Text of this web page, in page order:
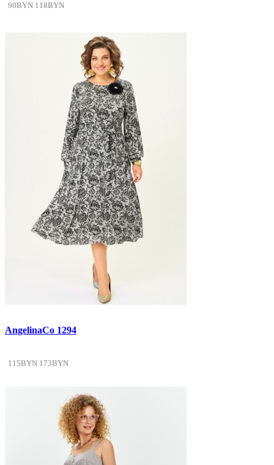
90BYN 118BYN
AngelinaCo 1294
115BYN 173BYN